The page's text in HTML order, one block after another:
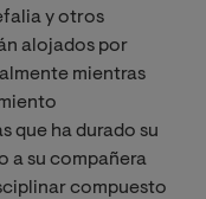
y otros
alojados por
mientras
que ha durado su
a su compañera
compuesto